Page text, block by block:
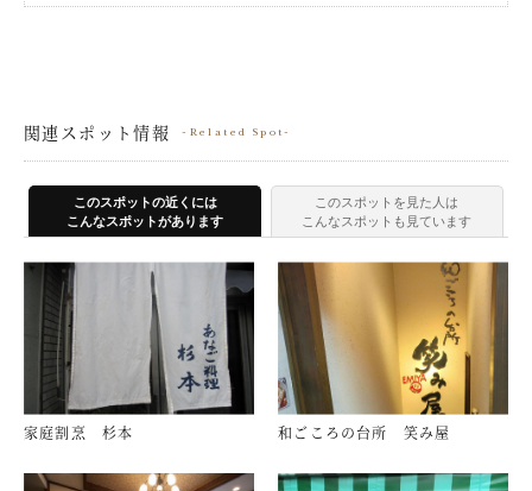
関連スポット情報 Related Spot
このスポットの近くには
こんなスポットがあります
このスポットを見た人は
こんなスポットも見ています
家庭割烹 杉本 和ごころの台所 笑み屋